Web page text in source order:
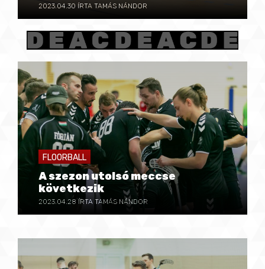
2023.04.30 ÍRTA TAMÁS NÁNDOR
FLOORBALL
A szezon utolsó meccse
következik
2023.04.28 ÍRTA TAMÁS NÁNDOR